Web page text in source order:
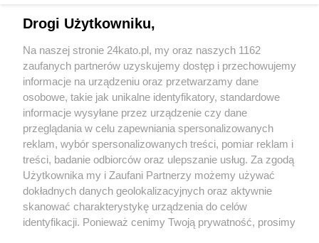
Wydawca mediów lokalnych
Nie zapomnij
zapoznać się z:
polityką prywatności regulamin korzystania z portali
Twojemiasto
Piekary Śląskie
Chorzów
Tarnowskie Góry
Skontaktuj sięz nami
Kontakt
Wydawca
Redakcja
Drogi Użytkowniku,
Na naszej stronie 24kato.pl, my oraz naszych 1162
zaufanych partnerów uzyskujemy dostęp i przechowujemy
informacje na urządzeniu oraz przetwarzamy dane
osobowe, takie jak unikalne identyfikatory, standardowe
informacje wysyłane przez urządzenie czy dane
przeglądania w celu zapewniania spersonalizowanych
reklam, wybór spersonalizowanych treści, pomiar reklam i
treści, badanie odbiorców oraz ulepszanie usług. Za zgodą
Użytkownika my i Zaufani Partnerzy możemy używać
dokładnych danych geolokalizacyjnych oraz aktywnie
skanować charakterystykę urządzenia do celów
identyfikacji. Ponieważ cenimy Twoją prywatność, prosimy